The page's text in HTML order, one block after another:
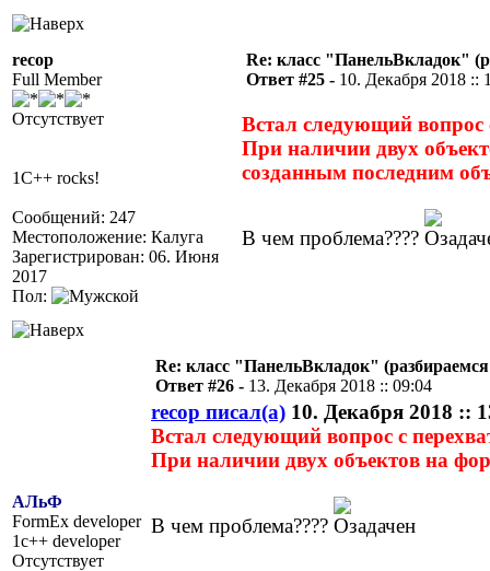
recop
Full Member
Отсутствует
1C++ rocks!
Сообщений: 247
Местоположение: Калуга
Зарегистрирован: 06. Июня
2017
Пол:
Re: класс "ПанельВкладок"
Ответ #25 - 10. Декабря 2018 ::
Встал следующий
При наличии двух
созданным последним
В чем проблема????
АЛьФ
FormEx developer
1c++ developer
Отсутствует
Re: класс "ПанельВкладок"
Ответ #26 - 13. Декабря 2018 :: 09:04
recop писал(а) 10. Декабря 2018 ::
Встал следующий вопрос с
При наличии двух объектов на
В чем проблема????